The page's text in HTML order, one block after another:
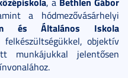
a hódmezővásárhelyi
és Általános Iskola
objektív
munkájukkal jelentősen